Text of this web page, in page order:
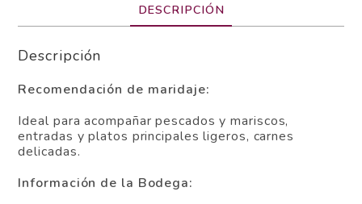
DESCRIPCIÓN
Descripción
Recomendación de maridaje:
Ideal para acompañar pescados y mariscos,
entradas y platos principales ligeros, carnes
delicadas.
Información de la Bodega: